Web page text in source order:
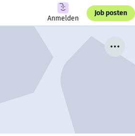
Anmelden
Job posten